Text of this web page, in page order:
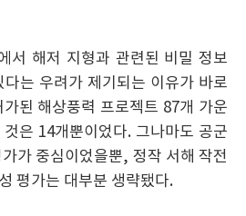
서 해저 지형과 관련된 비밀 정보
는 우려가 제기되는 이유가 바로
된 해상풍력 프로젝트 87개 가운
은 14개뿐이었다. 그나마도 공군
가 중심이었을뿐, 정작 서해 작전
평가는 대부분 생략됐다.